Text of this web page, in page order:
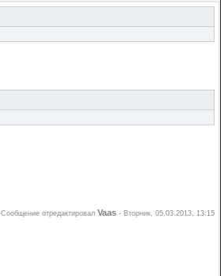
Сообщение отредактировал Vaas - Вторник, 05.03.2013, 13:15